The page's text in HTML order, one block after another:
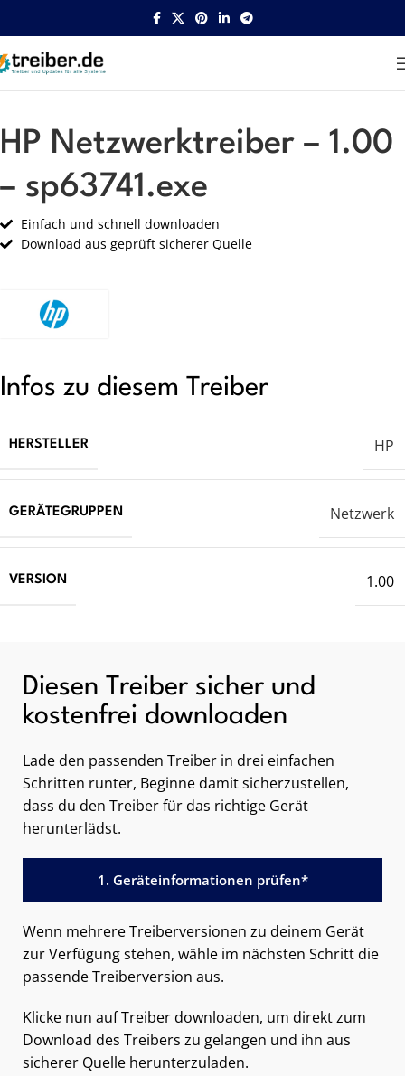
Startseite HP Netzwerk
HP Netzwerktreiber – 1.00
– sp63741.exe
Einfach und schnell downloaden
Download aus geprüft sicherer Quelle
Infos zu diesem Treiber
HERSTELLER HP
GERÄTEGRUPPEN Netzwerk
VERSION 1.00
Diesen Treiber sicher und
kostenfrei downloaden
Lade den passenden Treiber in drei einfachen
Schritten runter, Beginne damit sicherzustellen,
dass du den Treiber für das richtige Gerät
herunterlädst.
1. Geräteinformationen prüfen*
Wenn mehrere Treiberversionen zu deinem Gerät
zur Verfügung stehen, wähle im nächsten Schritt die
passende Treiberversion aus.
Klicke nun auf Treiber downloaden, um direkt zum
Download des Treibers zu gelangen und ihn aus
sicherer Quelle herunterzuladen.